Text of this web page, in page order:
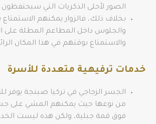
الصور لأحلى الذكريات التي
بخلاف ذلك، فالزوار يمكنهم الاستمتاع
والجلوس داخل المطاعم المطلة على
والاستمتاع بوقتهم في هذا المكان
خدمات ترفيهية متعددة للأسرة
الجسر الزجاجي في تركيا صبنجة يوفر
من نوعها حيث يمكنهم المشي على
فوق قمة جبلية، ولكن هذه ليست